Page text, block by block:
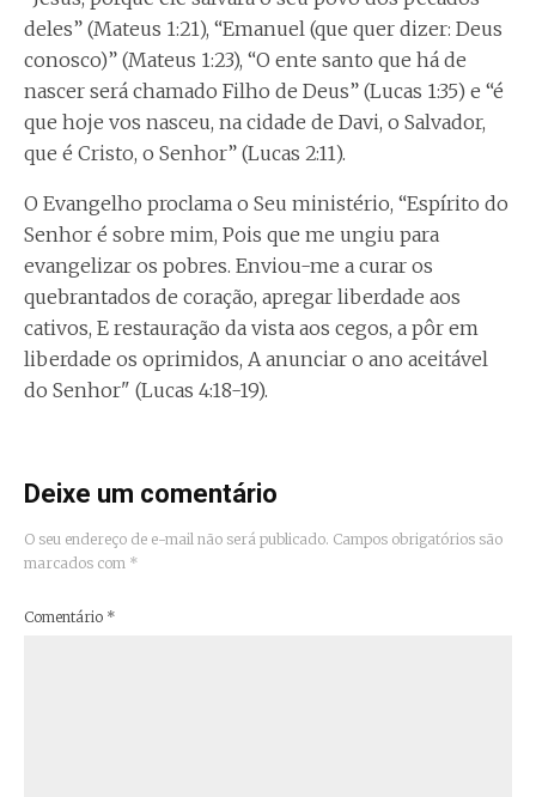
deles” (Mateus 1:21), “Emanuel (que quer dizer: Deus
conosco)” (Mateus 1:23), “O ente santo que há de
nascer será chamado Filho de Deus” (Lucas 1:35) e “é
que hoje vos nasceu, na cidade de Davi, o Salvador,
que é Cristo, o Senhor” (Lucas 2:11).
O Evangelho proclama o Seu ministério, “Espírito do
Senhor é sobre mim, Pois que me ungiu para
evangelizar os pobres. Enviou-me a curar os
quebrantados de coração, apregar liberdade aos
cativos, E restauração da vista aos cegos, a pôr em
liberdade os oprimidos, A anunciar o ano aceitável
do Senhor" (Lucas 4:18-19).
Deixe um comentário
O seu endereço de e-mail não será publicado. Campos obrigatórios são
marcados com *
Comentário *